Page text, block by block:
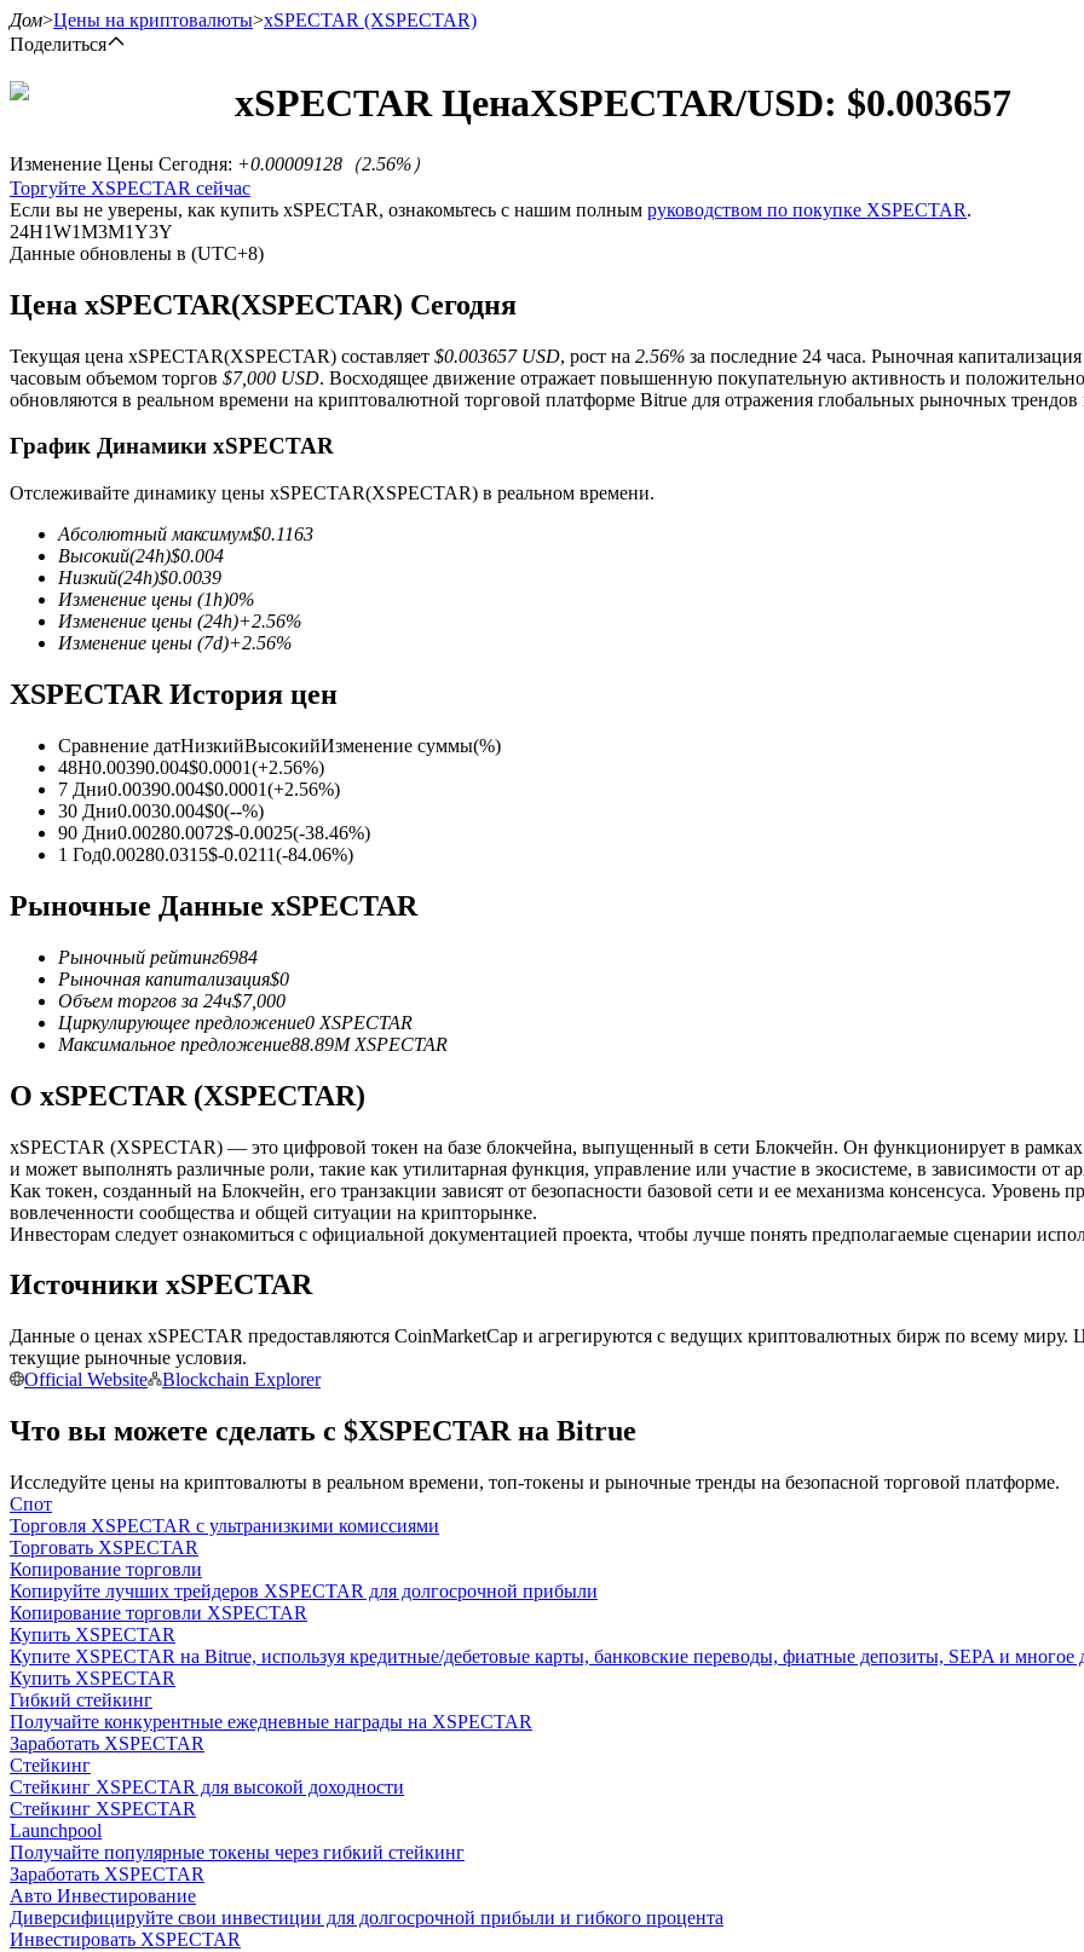
USDT-фьючерсы
Фьючерсы с использованием USDT в качестве обеспечения
Фьючерсы на COIN-M
Криптовалютные фьючерсы
TradFi
Деривативы на акции, форекс, драгоценные металлы и сырьевые товары
Фьючерсы с использованием USDC в качестве обеспечения
Копирование торговли
Станьте копи-трейдером
Наслаждайтесь распределением прибыли и комиссиями за копи-трейдинг
Информация
Дом>Цены на криптовалюты>xSPECTAR (XSPECTAR)
Поделиться
xSPECTAR ЦенаXSPECTAR/USD: $0.003657
Изменение Цены Сегодня: +0.00009128 （2.56%）
Торгуйте XSPECTAR сейчас
Если вы не уверены, как купить xSPECTAR, ознакомьтесь с нашим полным руководством по покупке XSPECTAR.
24H1W1M3M1Y3Y
Данные обновлены в (UTC+8)
Цена xSPECTAR(XSPECTAR) Сегодня
Текущая цена xSPECTAR(XSPECTAR) составляет $0.003657 USD, рост на 2.56% за последние 24 часа. Рыночная капитализация
часовым объемом торгов $7,000 USD. Восходящее движение отражает повышенную покупательную активность и
обновляются в реальном времени на криптовалютной торговой платформе Bitrue для отражения глобальных рыночных трендов
График Динамики xSPECTAR
Отслеживайте динамику цены xSPECTAR(XSPECTAR) в реальном времени.
Абсолютный максимум$0.1163
Высокий(24h)$0.004
Низкий(24h)$0.0039
Изменение цены (1h)0%
Изменение цены (24h)+2.56%
Изменение цены (7d)+2.56%
XSPECTAR История цен
Сравнение датНизкийВысокийИзменение суммы(%)
48H0.00390.004$0.0001(+2.56%)
7 Дни0.00390.004$0.0001(+2.56%)
30 Дни0.0030.004$0(--%)
90 Дни0.00280.0072$-0.0025(-38.46%)
1 Год0.00280.0315$-0.0211(-84.06%)
Рыночные Данные xSPECTAR
Рыночный рейтинг6984
Рыночная капитализация$0
Объем торгов за 24ч$7,000
Циркулирующее предложение0 XSPECTAR
Максимальное предложение88.89M XSPECTAR
О xSPECTAR (XSPECTAR)
xSPECTAR (XSPECTAR) — это цифровой токен на базе блокчейна, выпущенный в сети Блокчейн. Он функционирует в
и может выполнять различные роли, такие как утилитарная функция, управление или участие в экосистеме, в зависимости от
Как токен, созданный на Блокчейн, его транзакции зависят от безопасности базовой сети и ее механизма консенсуса. Уровень
вовлеченности сообщества и общей ситуации на крипторынке.
Инвесторам следует ознакомиться с официальной документацией проекта, чтобы лучше понять предполагаемые сценарии
Источники xSPECTAR
Данные о ценах xSPECTAR предоставляются CoinMarketCap и агрегируются с ведущих криптовалютных бирж по всему миру.
текущие рыночные условия.
Official Website
Blockchain Explorer
Что вы можете сделать с $XSPECTAR на Bitrue
Исследуйте цены на криптовалюты в реальном времени, топ-токены и рыночные тренды на безопасной торговой платформе.
Спот
Торговля XSPECTAR с ультранизкими комиссиями
Торговать XSPECTAR
Копирование торговли
Копируйте лучших трейдеров XSPECTAR для долгосрочной прибыли
Копирование торговли XSPECTAR
Купить XSPECTAR
Купите XSPECTAR на Bitrue, используя кредитные/дебетовые карты, банковские переводы, фиатные депозиты, SEPA и многое
Купить XSPECTAR
Гибкий стейкинг
Получайте конкурентные ежедневные награды на XSPECTAR
Заработать XSPECTAR
Стейкинг
Стейкинг XSPECTAR для высокой доходности
Стейкинг XSPECTAR
Launchpool
Получайте популярные токены через гибкий стейкинг
Заработать XSPECTAR
Авто Инвестирование
Диверсифицируйте свои инвестиции для долгосрочной прибыли и гибкого процента
Инвестировать XSPECTAR